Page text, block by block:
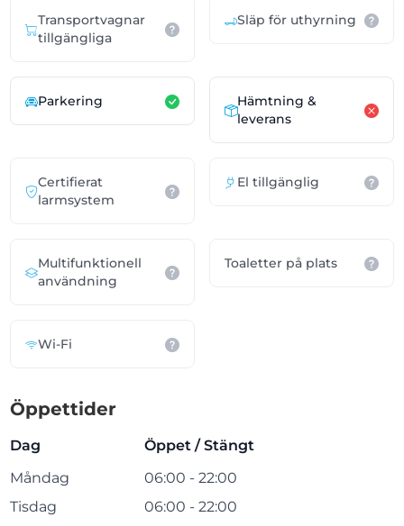
Transportvagnar
tillgängliga
Släp för uthyrning
Parkering
Hämtning &
leverans
Certifierat
larmsystem
El tillgänglig
Multifunktionell
användning
Toaletter på plats
Wi-Fi
Öppettider
Dag
Öppet / Stängt
Måndag
06:00 - 22:00
Tisdag
06:00 - 22:00